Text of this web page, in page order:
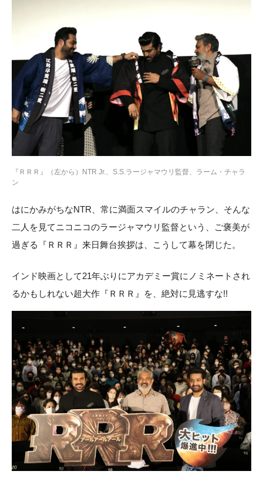
『ＲＲＲ』（左から）NTR Jr.、S.S.ラージャマウリ監督、ラーム・チャラ
ン
はにかみがちなNTR、常に満面スマイルのチャラン、そんな
二人を見てニコニコのラージャマウリ監督という、ご褒美が
過ぎる『ＲＲＲ』来日舞台挨拶は、こうして幕を閉じた。
インド映画として21年ぶりにアカデミー賞にノミネートされ
るかもしれない超大作『ＲＲＲ』を、絶対に見逃すな!!